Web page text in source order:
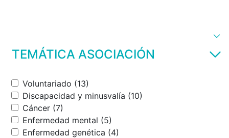
TEMÁTICA ASOCIACIÓN
Voluntariado (13)
Discapacidad y minusvalía (10)
Cáncer (7)
Enfermedad mental (5)
Enfermedad genética (4)